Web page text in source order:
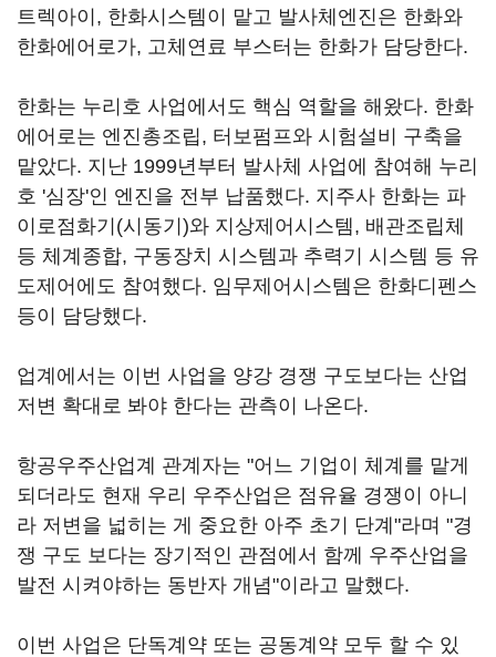
트렉아이, 한화시스템이 맡고 발사체엔진은 한화와
한화에어로가, 고체연료 부스터는 한화가 담당한다.
한화는 누리호 사업에서도 핵심 역할을 해왔다. 한화
에어로는 엔진총조립, 터보펌프와 시험설비 구축을
맡았다. 지난 1999년부터 발사체 사업에 참여해 누리
호 '심장'인 엔진을 전부 납품했다. 지주사 한화는 파
이로점화기(시동기)와 지상제어시스템, 배관조립체
등 체계종합, 구동장치 시스템과 추력기 시스템 등 유
도제어에도 참여했다. 임무제어시스템은 한화디펜스
등이 담당했다.
업계에서는 이번 사업을 양강 경쟁 구도보다는 산업
저변 확대로 봐야 한다는 관측이 나온다.
항공우주산업계 관계자는 "어느 기업이 체계를 맡게
되더라도 현재 우리 우주산업은 점유율 경쟁이 아니
라 저변을 넓히는 게 중요한 아주 초기 단계"라며 "경
쟁 구도 보다는 장기적인 관점에서 함께 우주산업을
발전 시켜야하는 동반자 개념"이라고 말했다.
이번 사업은 단독계약 또는 공동계약 모두 할 수 있